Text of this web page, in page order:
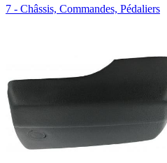
7 - Châssis, Commandes, Pédaliers